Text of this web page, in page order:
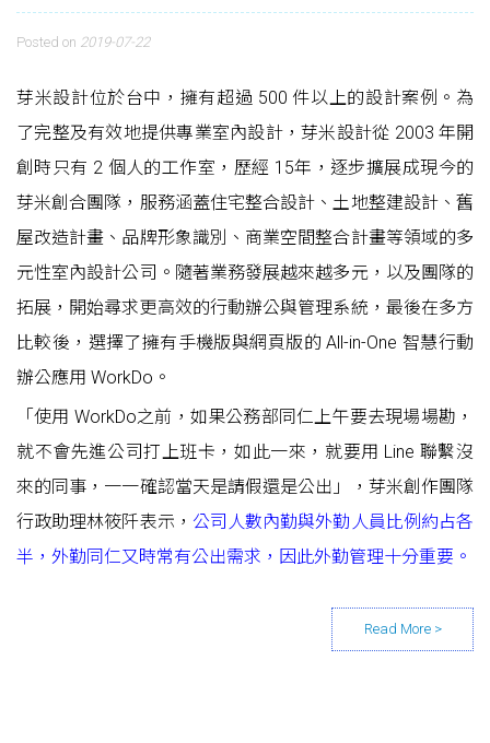
Posted on 2019-07-22
芽米設計位於台中，擁有超過 500 件以上的設計案例。為
了完整及有效地提供專業室內設計，芽米設計從 2003 年開
創時只有 2 個人的工作室，歷經 15年，逐步擴展成現今的
芽米創合團隊，服務涵蓋住宅整合設計、土地整建設計、舊
屋改造計畫、品牌形象識別、商業空間整合計畫等領域的多
元性室內設計公司。隨著業務發展越來越多元，以及團隊的
拓展，開始尋求更高效的行動辦公與管理系統，最後在多方
比較後，選擇了擁有手機版與網頁版的 All-in-One 智慧行動
辦公應用 WorkDo。
「使用 WorkDo之前，如果公務部同仁上午要去現場場勘，
就不會先進公司打上班卡，如此一來，就要用 Line 聯繫沒
來的同事，一一確認當天是請假還是公出」，芽米創作團隊
行政助理林筱阡表示， 公司人數內勤與外勤人員比例約占各
半，外勤同仁又時常有公出需求，因此外勤管理十分重要。